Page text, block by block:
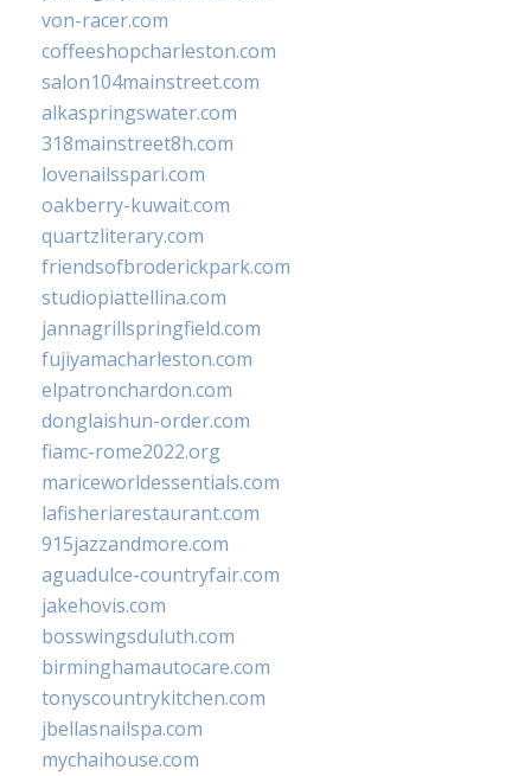
von-racer.com
coffeeshopcharleston.com
salon104mainstreet.com
alkaspringswater.com
318mainstreet8h.com
lovenailsspari.com
oakberry-kuwait.com
quartzliterary.com
friendsofbroderickpark.com
studiopiattellina.com
jannagrillspringfield.com
fujiyamacharleston.com
elpatronchardon.com
donglaishun-order.com
fiamc-rome2022.org
mariceworldessentials.com
lafisheriarestaurant.com
915jazzandmore.com
aguadulce-countryfair.com
jakehovis.com
bosswingsduluth.com
birminghamautocare.com
tonyscountrykitchen.com
jbellasnailspa.com
mychaihouse.com